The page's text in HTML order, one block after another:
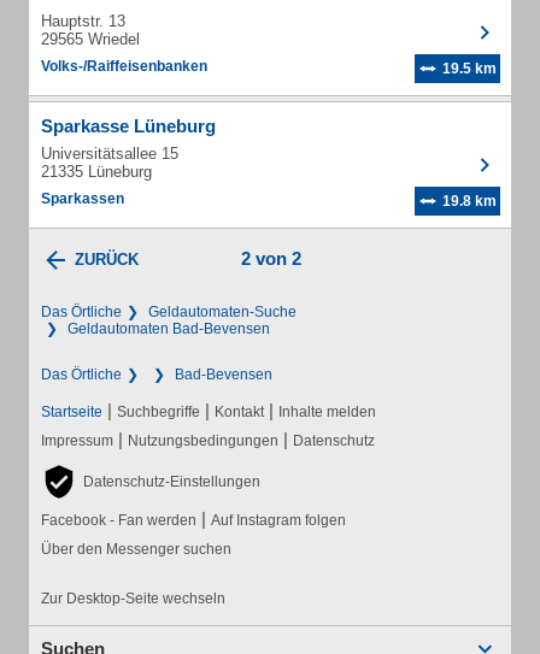
Hauptstr. 13
29565 Wriedel
Volks-/Raiffeisenbanken 19.5 km
Sparkasse Lüneburg
Universitätsallee 15
21335 Lüneburg
Sparkassen 19.8 km
ZURÜCK 2 von 2
Das Örtliche
Geldautomaten-Suche
Geldautomaten Bad-Bevensen
Das Örtliche Bad-Bevensen
Startseite | Suchbegriffe | Kontakt | Inhalte melden
Impressum | Nutzungsbedingungen | Datenschutz
Datenschutz-Einstellungen
Facebook - Fan werden | Auf Instagram folgen
Über den Messenger suchen
Zur Desktop-Seite wechseln
Suchen